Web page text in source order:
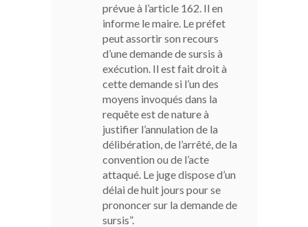
prévue à l’article 162. Il en
informe le maire. Le préfet
peut assortir son recours
d’une demande de sursis à
exécution. Il est fait droit à
cette demande si l’un des
moyens invoqués dans la
requête est de nature à
justifier l’annulation de la
délibération, de l’arrêté, de la
convention ou de l’acte
attaqué. Le juge dispose d’un
délai de huit jours pour se
prononcer sur la demande de
sursis”.